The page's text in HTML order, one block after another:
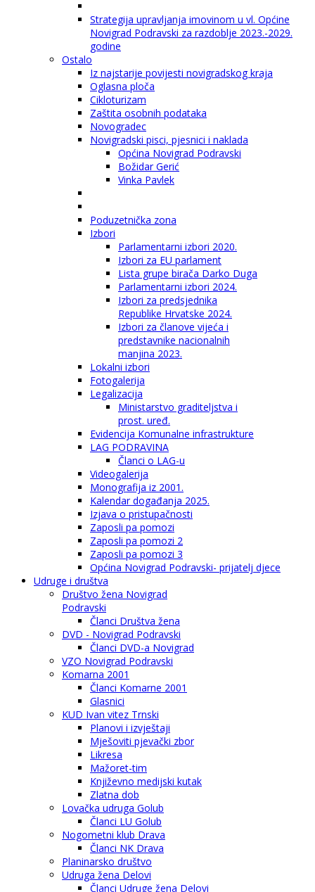
Strategija upravljanja imovinom u vl. Općine
Novigrad Podravski za razdoblje 2023.-2029.
godine
Ostalo
Iz najstarije povijesti novigradskog kraja
Oglasna ploča
Cikloturizam
Zaštita osobnih podataka
Novogradec
Novigradski pisci, pjesnici i naklada
Općina Novigrad Podravski
Božidar Gerić
Vinka Pavlek
Poduzetnička zona
Izbori
Parlamentarni izbori 2020.
Izbori za EU parlament
Lista grupe birača Darko Duga
Parlamentarni izbori 2024.
Izbori za predsjednika
Republike Hrvatske 2024.
Izbori za članove vijeća i
predstavnike nacionalnih
manjina 2023.
Lokalni izbori
Fotogalerija
Legalizacija
Ministarstvo graditeljstva i
prost. uređ.
Evidencija Komunalne infrastrukture
LAG PODRAVINA
Članci o LAG-u
Videogalerija
Monografija iz 2001.
Kalendar događanja 2025.
Izjava o pristupačnosti
Zaposli pa pomozi
Zaposli pa pomozi 2
Zaposli pa pomozi 3
Općina Novigrad Podravski- prijatelj djece
Udruge i društva
Društvo žena Novigrad
Podravski
Članci Društva žena
DVD - Novigrad Podravski
Članci DVD-a Novigrad
VZO Novigrad Podravski
Komarna 2001
Članci Komarne 2001
Glasnici
KUD Ivan vitez Trnski
Planovi i izvještaji
Mješoviti pjevački zbor
Likresa
Mažoret-tim
Književno medijski kutak
Zlatna dob
Lovačka udruga Golub
Članci LU Golub
Nogometni klub Drava
Članci NK Drava
Planinarsko društvo
Udruga žena Delovi
Članci Udruge žena Delovi